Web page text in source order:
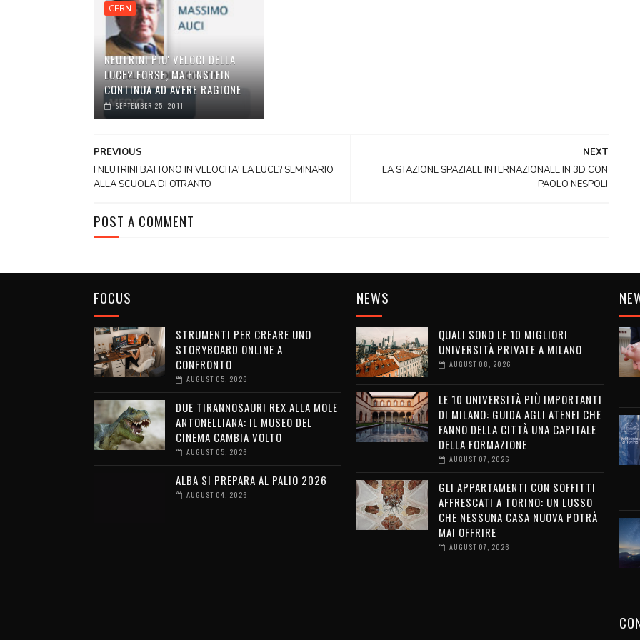
CERN
NEUTRINI PIU' VELOCI DELLA
LUCE? FORSE, MA EINSTEIN
CONTINUA AD AVERE RAGIONE
SEPTEMBER 25, 2011
NEXT
LA STAZIONE SPAZIALE INTERNAZIONALE IN 3D CON
PAOLO NESPOLI
PREVIOUS
I NEUTRINI BATTONO IN VELOCITA' LA LUCE? SEMINARIO
ALLA SCUOLA DI OTRANTO
POST A COMMENT
FOCUS
STRUMENTI PER CREARE UNO
STORYBOARD ONLINE A
CONFRONTO
AUGUST 05, 2026
DUE TIRANNOSAURI REX ALLA MOLE
ANTONELLIANA: IL MUSEO DEL
CINEMA CAMBIA VOLTO
AUGUST 05, 2026
ALBA SI PREPARA AL PALIO 2026
AUGUST 04, 2026
NEWS
QUALI SONO LE 10 MIGLIORI
UNIVERSITÀ PRIVATE A MILANO
AUGUST 08, 2026
LE 10 UNIVERSITÀ PIÙ IMPORTANTI
DI MILANO: GUIDA AGLI ATENEI CHE
FANNO DELLA CITTÀ UNA CAPITALE
DELLA FORMAZIONE
AUGUST 07, 2026
GLI APPARTAMENTI CON SOFFITTI
AFFRESCATI A TORINO: UN LUSSO
CHE NESSUNA CASA NUOVA POTRÀ
MAI OFFRIRE
AUGUST 07, 2026